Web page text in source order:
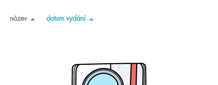
název datum vydání